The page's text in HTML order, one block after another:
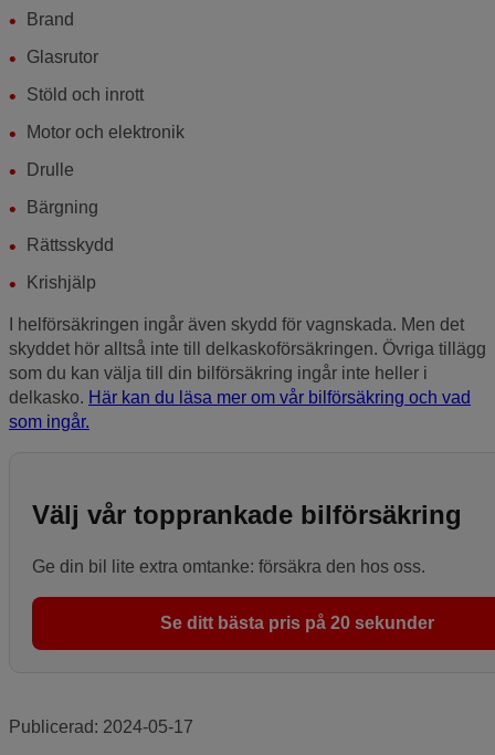
Brand
Glasrutor
Stöld och inrott
Motor och elektronik
Drulle
Bärgning
Rättsskydd
Krishjälp
I helförsäkringen ingår även skydd för vagnskada. Men det
skyddet hör alltså inte till delkaskoförsäkringen. Övriga tillägg
som du kan välja till din bilförsäkring ingår inte heller i
delkasko. Här kan du läsa mer om vår bilförsäkring och vad
som ingår.
Välj vår topprankade bilförsäkring
Ge din bil lite extra omtanke: försäkra den hos oss.
Se ditt bästa pris på 20 sekunder
Publicerad: 2024-05-17